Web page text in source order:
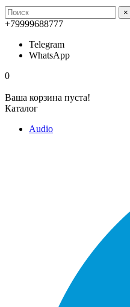
×
+79999688777
Telegram
WhatsApp
0
Ваша корзина пуста!
Каталог
Audio